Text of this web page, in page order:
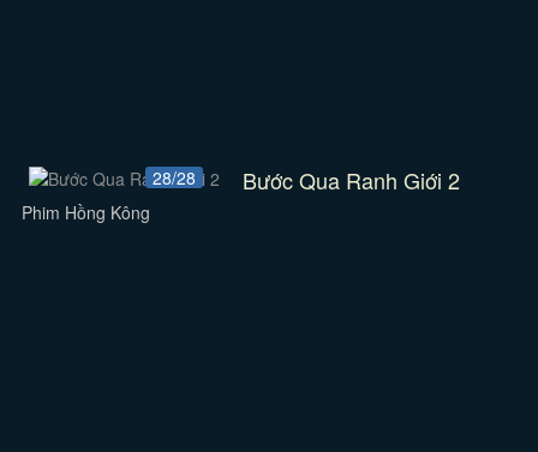
28/28 Bước Qua Ranh Giới 2
Phim Hồng Kông